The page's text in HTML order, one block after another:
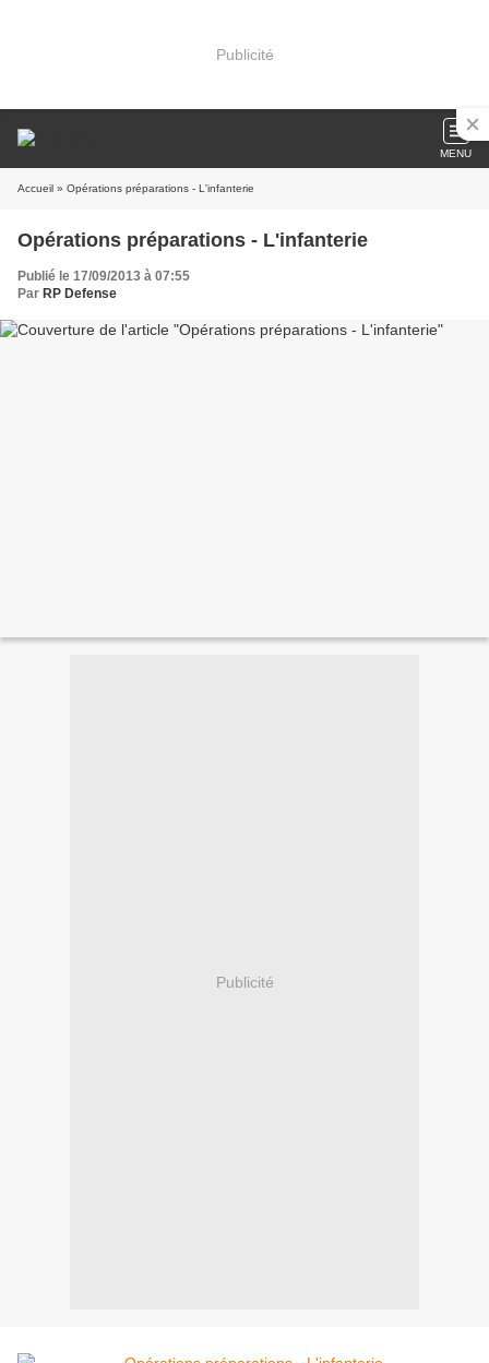
Publicité
MENU
Accueil » Opérations préparations - L'infanterie
Opérations préparations - L'infanterie
Publié le 17/09/2013 à 07:55
Par RP Defense
Publicité